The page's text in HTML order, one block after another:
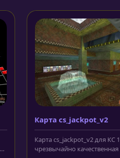
Карта cs_jackpot_v2
Карта cs_jackpot_v2 для КС
чрезвычайно качественная